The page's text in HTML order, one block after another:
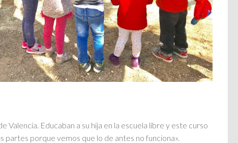
Educaban a su hija en la escuela libre y este curso
partes porque vemos que lo de antes no funciona».